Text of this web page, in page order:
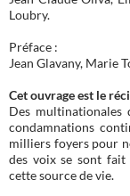
Loubry.
Préface :
Jean Glavany, Marie
Cet ouvrage est le
Des multinationales
condamnations
milliers foyers pour
des voix se sont fait
cette source de vie.